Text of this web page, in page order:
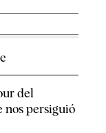
del
nos persiguió